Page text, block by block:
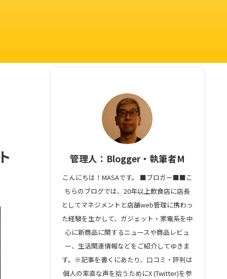
管理人：Blogger・執筆者M
こんにちは！MASAです。 ■ブロガー■■こ
ちらのブログでは、20年以上飲食店に店長
としてマネジメントと店舗web管理に携わっ
た経験を生かして、ガジェット・家電系を中
心に新商品に関するニュースや商品レビュ
ー、生活関連情報などをご紹介してゆきま
す。※記事を書くにあたり、口コミ・評判は
個人の率直な声を拾うためにX (Twitter)を参